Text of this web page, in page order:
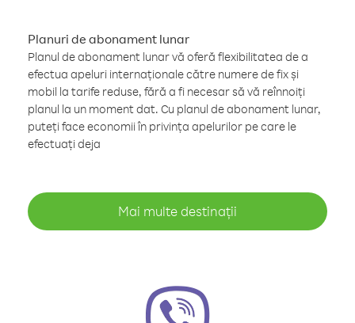
Planuri de abonament lunar
Planul de abonament lunar vă oferă flexibilitatea de a
efectua apeluri internaționale către numere de fix și
mobil la tarife reduse, fără a fi necesar să vă reînnoiți
planul la un moment dat. Cu planul de abonament lunar,
puteți face economii în privința apelurilor pe care le
efectuați deja
Mai multe destinații